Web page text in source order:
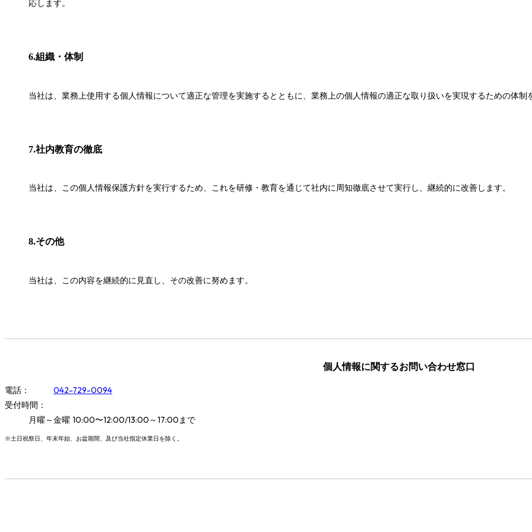
応します。
6.組織・体制
当社は、業務上使用する個人情報について適正な管理を実施するとともに、業務上の個人情報の適正な取り扱いを実現するための体制
7.社内教育の徹底
当社は、この個人情報保護方針を実行するため、これを研修・教育を通じて社内に周知徹底させて実行し、継続的に改善します。
8.その他
当社は、この内容を継続的に見直し、その改善に努めます。
個人情報に関するお問い合わせ窓口
電話： 042-729-0094
受付時間：
月曜～金曜 10:00〜12:00/13:00～17:00 まで
※土日祝祭日、年末年始、お盆期間、及び当社指定休業日を除く。